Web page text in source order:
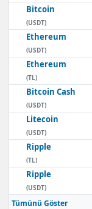
Bitcoin
(USDT)
Ethereum
(USDT)
Ethereum
(TL)
Bitcoin Cash
(USDT)
Litecoin
(USDT)
Ripple
(TL)
Ripple
(USDT)
Tümünü Göster